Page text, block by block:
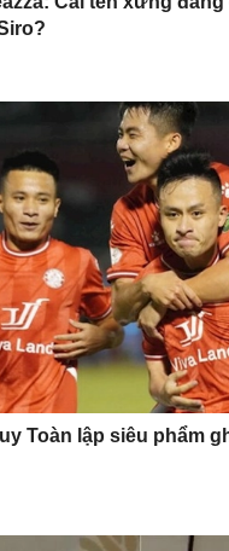
Toàn lập siêu phẩm